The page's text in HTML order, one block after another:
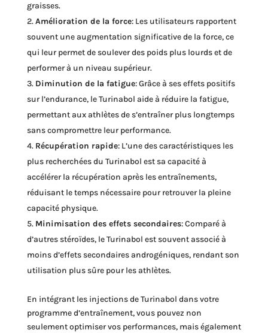
graisses.
Amélioration de la force: Les utilisateurs rapportent
souvent une augmentation significative de la force, ce
qui leur permet de soulever des poids plus lourds et de
performer à un niveau supérieur.
Diminution de la fatigue: Grâce à ses effets positifs
sur l’endurance, le Turinabol aide à réduire la fatigue,
permettant aux athlètes de s’entraîner plus longtemps
sans compromettre leur performance.
Récupération rapide: L’une des caractéristiques les
plus recherchées du Turinabol est sa capacité à
accélérer la récupération après les entraînements,
réduisant le temps nécessaire pour retrouver la pleine
capacité physique.
Minimisation des effets secondaires: Comparé à
d’autres stéroïdes, le Turinabol est souvent associé à
moins d’effets secondaires androgéniques, rendant son
utilisation plus sûre pour les athlètes.
En intégrant les injections de Turinabol dans votre
programme d’entraînement, vous pouvez non
seulement optimiser vos performances, mais également